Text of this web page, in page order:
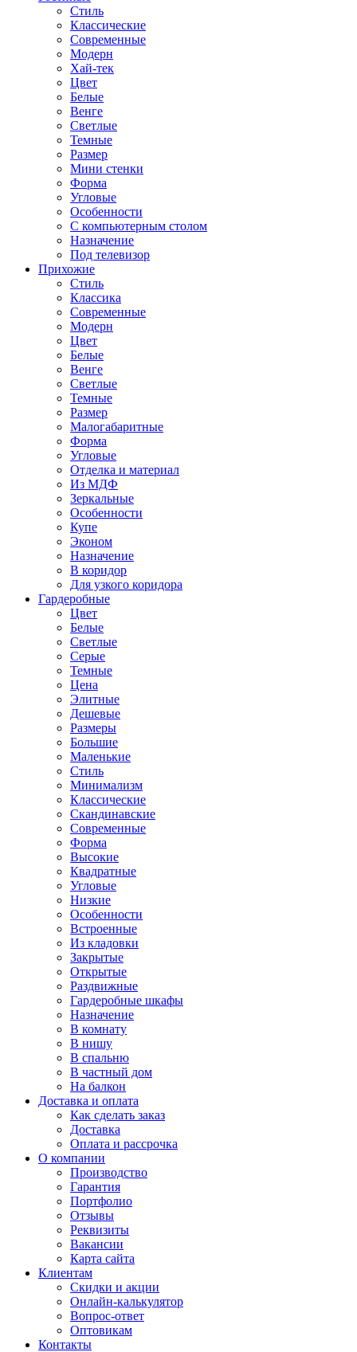
Стиль
Классические
Современные
Модерн
Хай-тек
Цвет
Белые
Венге
Светлые
Темные
Размер
Мини стенки
Форма
Угловые
Особенности
С компьютерным столом
Назначение
Под телевизор
Прихожие
Стиль
Классика
Современные
Модерн
Цвет
Белые
Венге
Светлые
Темные
Размер
Малогабаритные
Форма
Угловые
Отделка и материал
Из МДФ
Зеркальные
Особенности
Купе
Эконом
Назначение
В коридор
Для узкого коридора
Гардеробные
Цвет
Белые
Светлые
Серые
Темные
Цена
Элитные
Дешевые
Размеры
Большие
Маленькие
Стиль
Минимализм
Классические
Скандинавские
Современные
Форма
Высокие
Квадратные
Угловые
Низкие
Особенности
Встроенные
Из кладовки
Закрытые
Открытые
Раздвижные
Гардеробные шкафы
Назначение
В комнату
В нишу
В спальню
В частный дом
На балкон
Доставка и оплата
Как сделать заказ
Доставка
Оплата и рассрочка
О компании
Производство
Гарантия
Портфолио
Отзывы
Реквизиты
Вакансии
Карта сайта
Клиентам
Скидки и акции
Онлайн-калькулятор
Вопрос-ответ
Оптовикам
Контакты